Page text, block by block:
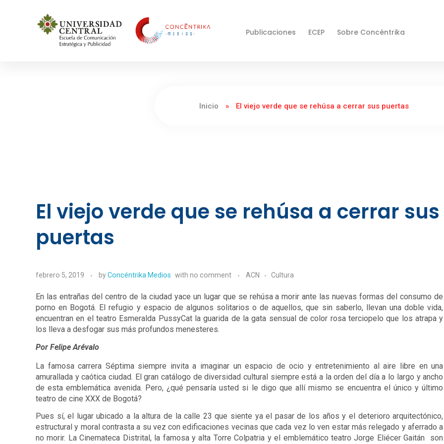
Publicaciones ECEP Sobre Concéntrika
Inicio » El viejo verde que se rehúsa a cerrar sus puertas
El viejo verde que se rehúsa a cerrar sus
puertas
febrero 5, 2019 byConcéntrika Medios with no comment ACN Cultura
En las entrañas del centro de la ciudad yace un lugar que se rehúsa a morir ante las nuevas formas del consumo de
porno en Bogotá. El refugio y espacio de algunos solitarios o de aquellos, que sin saberlo, llevan una doble vida,
encuentran en el teatro Esmeralda PussyCat la guarida de la gata sensual de color rosa terciopelo que los atrapa y
los lleva a desfogar sus más profundos menesteres.
Por Felipe Arévalo
La famosa carrera Séptima siempre invita a imaginar un espacio de ocio y entretenimiento al aire libre en una
amurallada y caótica ciudad. El gran catálogo de diversidad cultural siempre está a la orden del día a lo largo y ancho
de esta emblemática avenida. Pero, ¿qué pensaría usted si le digo que allí mismo se encuentra el único y último
teatro de cine XXX de Bogotá?
Pues sí, el lugar ubicado a la altura de la calle 23 que siente ya el pasar de los años y el deterioro arquitectónico,
estructural y moral contrasta a su vez con edificaciones vecinas que cada vez lo ven estar más relegado y aferrado a
no morir. La Cinemateca Distrital, la famosa y alta Torre Colpatria y el emblemático teatro Jorge Eliécer Gaitán  son